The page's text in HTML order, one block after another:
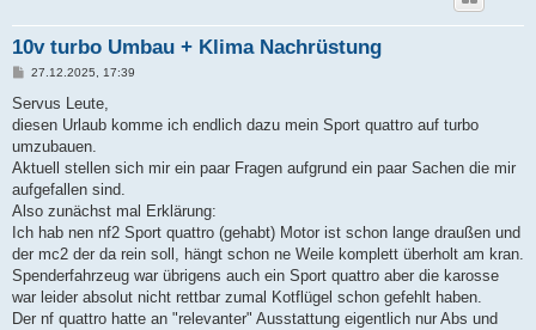
10v turbo Umbau + Klima Nachrüstung
B
i
r
a
27.12.2025, 17:39
Servus Leute,
diesen Urlaub komme ich endlich dazu mein Sport quattro auf turbo
umzubauen.
Aktuell stellen sich mir ein paar Fragen aufgrund ein paar Sachen die mir
aufgefallen sind.
Also zunächst mal Erklärung:
Ich hab nen nf2 Sport quattro (gehabt) Motor ist schon lange draußen und
der mc2 der da rein soll, hängt schon ne Weile komplett überholt am kran.
Spenderfahrzeug war übrigens auch ein Sport quattro aber die karosse
war leider absolut nicht rettbar zumal Kotflügel schon gefehlt haben.
Der nf quattro hatte an "relevanter" Ausstattung eigentlich nur Abs und